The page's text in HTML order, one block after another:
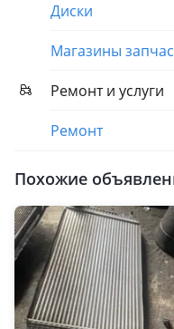
Диски
Магазины
Ремонт и услуги
Ремонт
Похожие